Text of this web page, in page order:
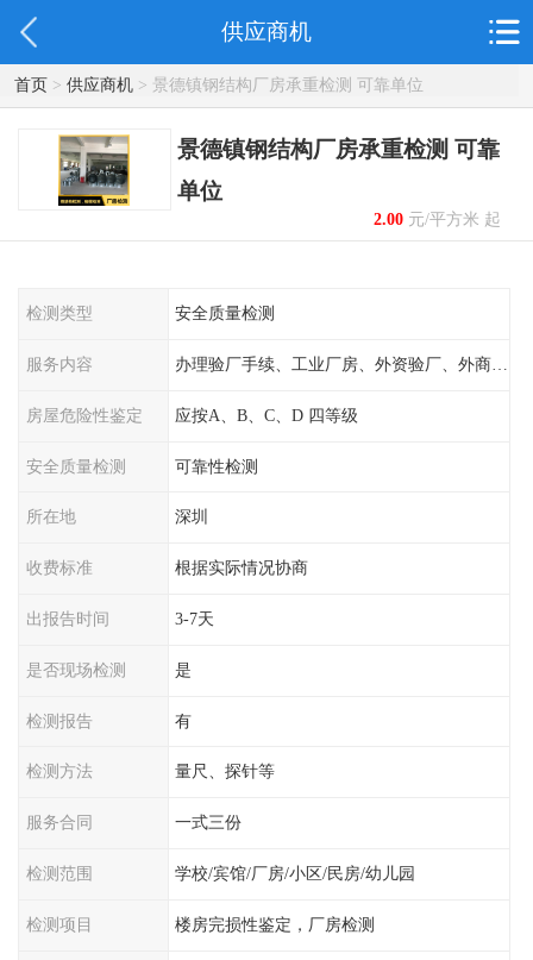
供应商机
首页> 供应商机> 景德镇钢结构厂房承重检测 可靠单位
景德镇钢结构厂房承重检测 可靠
单位
2.00元/平方米 起
检测类型 安全质量检测
服务内容
房屋危险性鉴定 应按A、B、C、D 四等级
安全质量检测 可靠性检测
所在地 深圳
收费标准 根据实际情况协商
出报告时间 3-7天
是否现场检测 是
检测报告 有
检测方法 量尺、探针等
服务合同 一式三份
检测范围 学校/宾馆/厂房/小区/民房/幼儿园
检测项目 楼房完损性鉴定，厂房检测